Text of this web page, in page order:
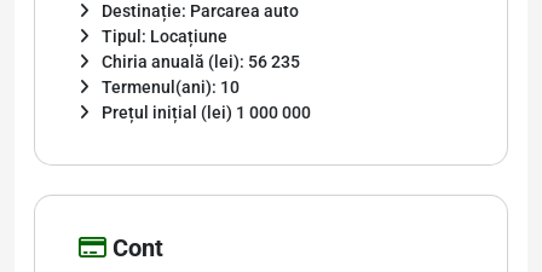
Destinație: Parcarea auto
Tipul: Locațiune
Chiria anuală (lei): 56 235
Termenul(ani): 10
Prețul inițial (lei) 1 000 000
Cont